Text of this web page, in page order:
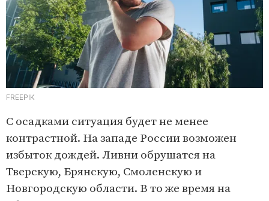
FREEPIK
С осадками ситуация будет не менее
контрастной. На западе России возможен
избыток дождей. Ливни обрушатся на
Тверскую, Брянскую, Смоленскую и
Новгородскую области. В то же время на